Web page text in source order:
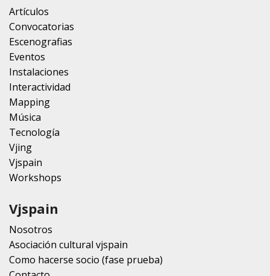
Artículos
Convocatorias
Escenografias
Eventos
Instalaciones
Interactividad
Mapping
Música
Tecnología
Vjing
Vjspain
Workshops
Vjspain
Nosotros
Asociación cultural vjspain
Como hacerse socio (fase prueba)